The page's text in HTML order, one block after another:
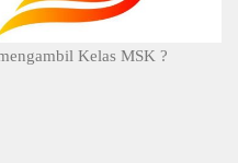
Kelas MSK ?